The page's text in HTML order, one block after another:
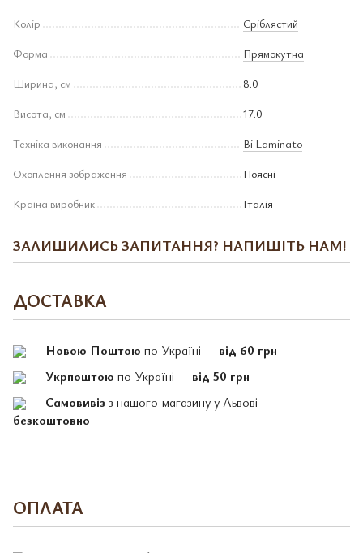
Колір
Сріблястий
Форма
Прямокутна
Ширина, см
8.0
Висота, см
17.0
Техніка виконання
Bi Laminato
Охоплення зображення
Поясні
Країна виробник
Італія
ЗАЛИШИЛИСЬ ЗАПИТАННЯ? НАПИШІТЬ НАМ!
ДОСТАВКА
Новою Поштою по Україні — від 60 грн
Укрпоштою по Україні — від 50 грн
Самовивіз з нашого магазину у Львові —
безкоштовно
ОПЛАТА